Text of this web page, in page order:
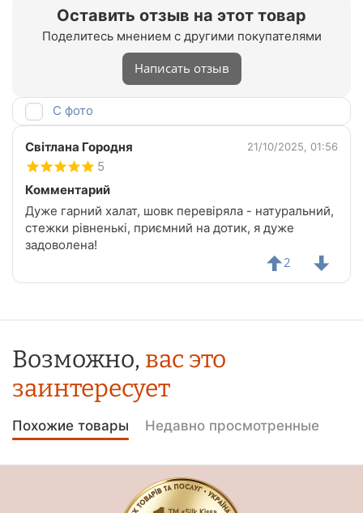
Оставить отзыв на этот товар
Поделитесь мнением с другими покупателями
Написать отзыв
С фото
Світлана Городня 21/10/2025, 01:56
5
Комментарий
Дуже гарний халат, шовк перевіряла - натуральний,
стежки рівненькі, приємний на дотик, я дуже
задоволена!
2
Возможно, вас это
заинтересует
Похожие товары Недавно просмотренные